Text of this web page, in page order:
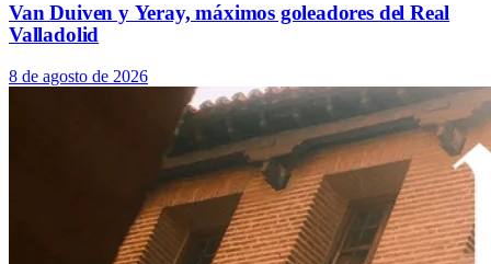
Van Duiven y Yeray, máximos goleadores del Real
Valladolid
8 de agosto de 2026